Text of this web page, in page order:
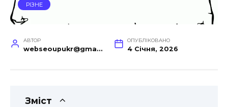
РІЗНЕ
АВТОР
webseoupukr@gmail.com
ОПУБЛІКОВАНО
4 Січня, 2026
Зміст